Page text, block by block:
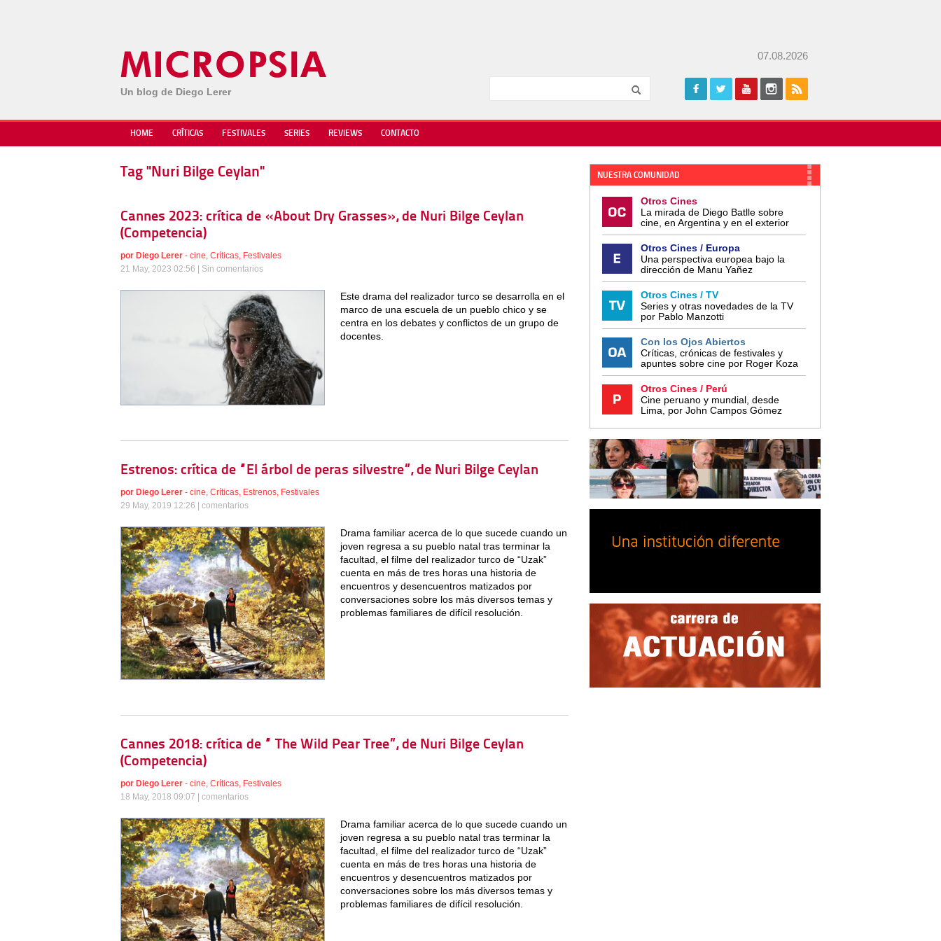
Un blog de Diego Lerer
07.08.2026
HOME CRÍTICAS FESTIVALES SERIES REVIEWS CONTACTO
Tag "Nuri Bilge Ceylan"
Cannes 2023: crítica de «About Dry Grasses», de Nuri Bilge Ceylan
(Competencia)
por Diego Lerer - cine, Críticas, Festivales
21 May, 2023 02:56 | Sin comentarios
Este drama del realizador turco se desarrolla en el
marco de una escuela de un pueblo chico y se
centra en los debates y conflictos de un grupo de
docentes.
Estrenos: crítica de “El árbol de peras silvestre”, de Nuri Bilge Ceylan
por Diego Lerer - cine, Críticas, Estrenos, Festivales
29 May, 2019 12:26 | comentarios
Drama familiar acerca de lo que sucede cuando un
joven regresa a su pueblo natal tras terminar la
facultad, el filme del realizador turco de “Uzak”
cuenta en más de tres horas una historia de
encuentros y desencuentros matizados por
conversaciones sobre los más diversos temas y
problemas familiares de difícil resolución.
Cannes 2018: crítica de “ The Wild Pear Tree”, de Nuri Bilge Ceylan
(Competencia)
por Diego Lerer - cine, Críticas, Festivales
18 May, 2018 09:07 | comentarios
Drama familiar acerca de lo que sucede cuando un
joven regresa a su pueblo natal tras terminar la
facultad, el filme del realizador turco de “Uzak”
cuenta en más de tres horas una historia de
encuentros y desencuentros matizados por
conversaciones sobre los más diversos temas y
problemas familiares de difícil resolución.
NUESTRA COMUNIDAD
Otros Cines
La mirada de Diego Batlle sobre
cine, en Argentina y en el exterior
Otros Cines / Europa
Una perspectiva europea bajo la
dirección de Manu Yañez
Otros Cines / TV
Series y otras novedades de la TV
por Pablo Manzotti
Con los Ojos Abiertos
Críticas, crónicas de festivales y
apuntes sobre cine por Roger Koza
Otros Cines / Perú
Cine peruano y mundial, desde
Lima, por John Campos Gómez